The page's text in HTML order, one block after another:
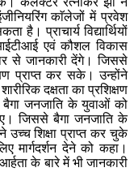
इंजीनियरिंग काॅलेजों में प्रवेश
है। प्राचार्य विद्यार्थियों
एवं कौशल विकास
से जानकारी देंगे। जिससे
प्राप्त कर सके। उन्होंने
दक्षता का प्रशिक्षण
बैगा जनजाति के युवाओं को
जिससे बैगा जनजाति के
उच्च शिक्षा प्राप्त कर चुके
मार्गदर्शन देने को कहा।
के बारे में भी जानकारी